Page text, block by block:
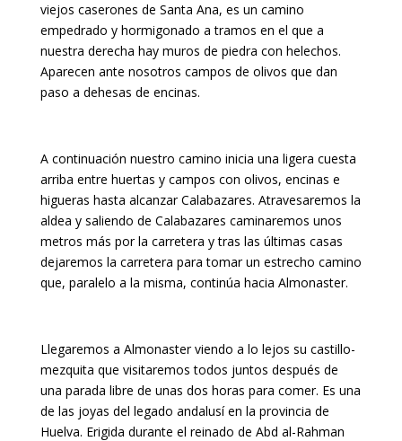
viejos caserones de Santa Ana, es un camino
empedrado y hormigonado a tramos en el que a
nuestra derecha hay muros de piedra con helechos.
Aparecen ante nosotros campos de olivos que dan
paso a dehesas de encinas.
A continuación nuestro camino inicia una ligera cuesta
arriba entre huertas y campos con olivos, encinas e
higueras hasta alcanzar Calabazares. Atravesaremos la
aldea y saliendo de Calabazares caminaremos unos
metros más por la carretera y tras las últimas casas
dejaremos la carretera para tomar un estrecho camino
que, paralelo a la misma, continúa hacia Almonaster.
Llegaremos a Almonaster viendo a lo lejos su castillo-
mezquita que visitaremos todos juntos después de
una parada libre de unas dos horas para comer. Es una
de las joyas del legado andalusí en la provincia de
Huelva. Erigida durante el reinado de Abd al-Rahman